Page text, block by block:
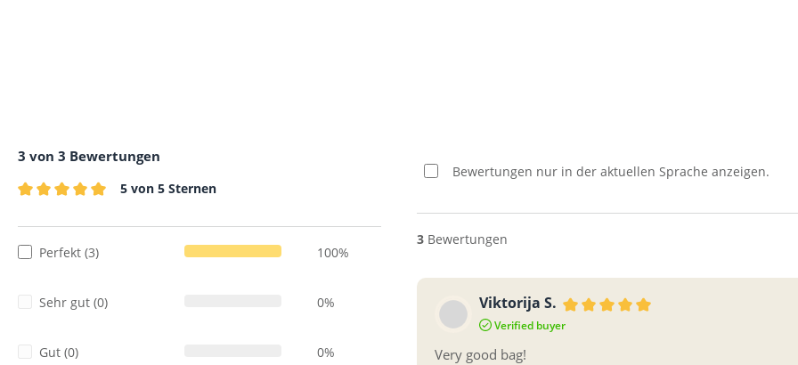
3 von 3 Bewertungen
5 von 5 Sternen
Perfekt (3) 100%
Sehr gut (0) 0%
Gut (0) 0%
Bewertungen nur in der aktuellen Sprache anzeigen.
3 Bewertungen
Viktorija S.
Bewertung mit 5 von 5 Sternen
Verified buyer
Very good bag!